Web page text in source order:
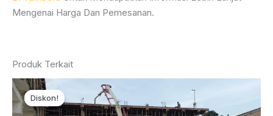
Mengenai Harga Dan Pemesanan.
Produk Terkait
Diskon!
Diskon!